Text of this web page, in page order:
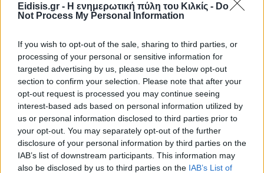
Eidisis.gr - Η ενημερωτική πύλη του Κιλκίς - Do
Not Process My Personal Information
If you wish to opt-out of the sale, sharing to third parties, or
processing of your personal or sensitive information for
targeted advertising by us, please use the below opt-out
section to confirm your selection. Please note that after your
opt-out request is processed you may continue seeing
interest-based ads based on personal information utilized by
us or personal information disclosed to third parties prior to
your opt-out. You may separately opt-out of the further
disclosure of your personal information by third parties on the
IAB’s list of downstream participants. This information may
also be disclosed by us to third parties on the IAB’s List of